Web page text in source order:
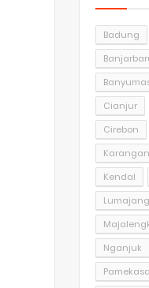
Badung
Cianjur
Cirebon
Kendal
Lumajang
Nganjuk